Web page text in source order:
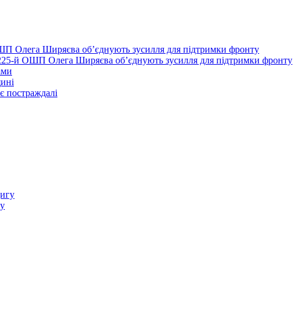
й ОШП Олега Ширяєва об’єднують зусилля для підтримки фронту
постраждалі